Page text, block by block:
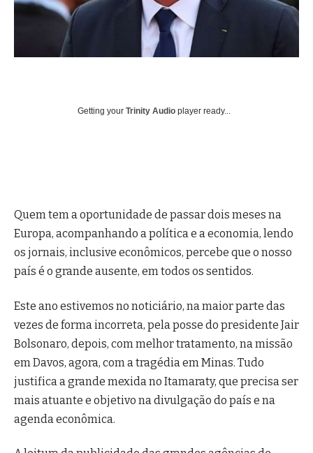
Getting your Trinity Audio player ready...
Quem tem a oportunidade de passar dois meses na
Europa, acompanhando a política e a economia, lendo
os jornais, inclusive econômicos, percebe que o nosso
país é o grande ausente, em todos os sentidos.
Este ano estivemos no noticiário, na maior parte das
vezes de forma incorreta, pela posse do presidente Jair
Bolsonaro, depois, com melhor tratamento, na missão
em Davos, agora, com a tragédia em Minas. Tudo
justifica a grande mexida no Itamaraty, que precisa ser
mais atuante e objetivo na divulgação do país e na
agenda econômica.